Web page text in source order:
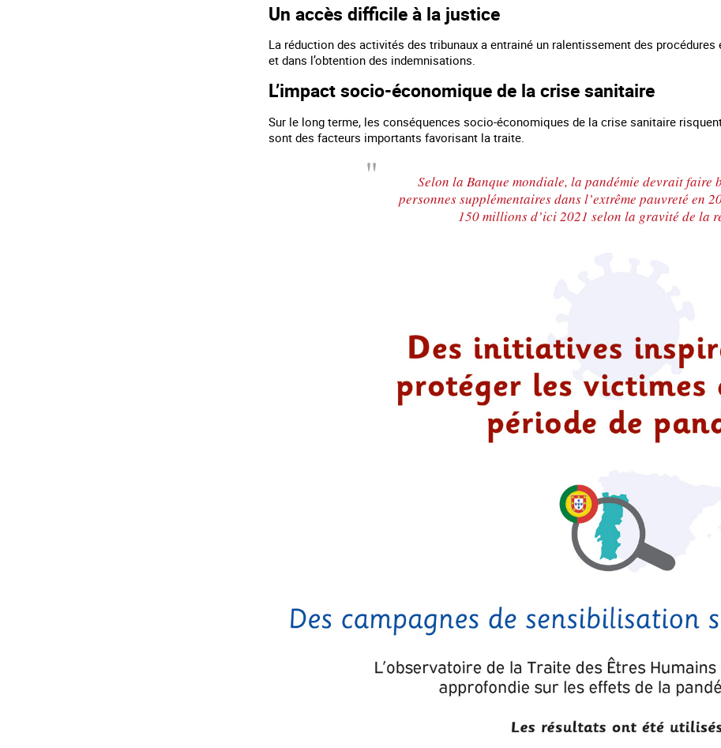
Un accès difficile à la justice
La réduction des activités des tribunaux a entrainé un ralentissement des
et dans l’obtention des indemnisations.
L’impact socio-économique de la crise sanitaire
Sur le long terme, les conséquences socio-économiques de la crise sanitaire
sont des facteurs importants favorisant la traite.
Selon la Banque mondiale, la pandémie devrait faire
personnes supplémentaires dans l’extrême pauvreté en
150 millions d’ici 2021 selon la gravité de la